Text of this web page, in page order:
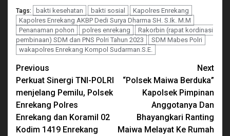
Tags: bakti kesehatan bakti sosial
Kapolres Enrekang
Kapolres Enrekang AKBP Dedi Surya Dharma SH. S.Ik. M.M
Penanaman pohon
polres enrekang
Rakorbin (rapat kordinasi
pembinaan) SDM dan PNS Polri Tahun 2023
SDM Mabes Polri
wakapolres Enrekang Kompol Sudarman.S.E.
Continue
Reading
Previous
Perkuat Sinergi TNI-POLRI
menjelang Pemilu, Polsek
Enrekang Polres
Enrekang dan Koramil 02
Kodim 1419 Enrekang
Next
“Polsek Maiwa Berduka”
Kapolsek Pimpinan
Anggotanya Dan
Bhayangkari Ranting
Maiwa Melayat Ke Rumah